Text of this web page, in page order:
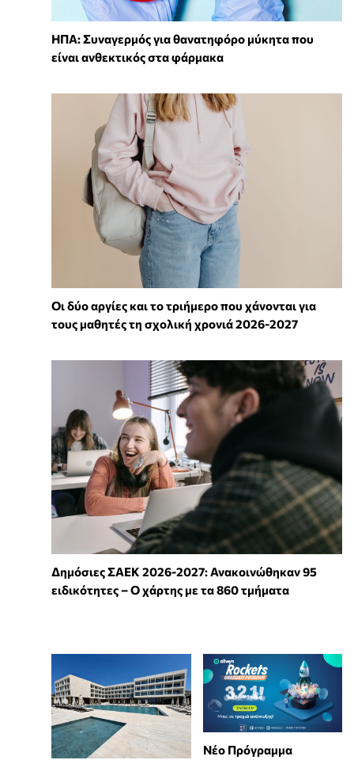
ΗΠΑ: Συναγερμός για θανατηφόρο μύκητα που
είναι ανθεκτικός στα φάρμακα
Οι δύο αργίες και το τριήμερο που χάνονται για
τους μαθητές τη σχολική χρονιά 2026-2027
Δημόσιες ΣΑΕΚ 2026-2027: Ανακοινώθηκαν 95
ειδικότητες – Ο χάρτης με τα 860 τμήματα
Νέο Πρόγραμμα